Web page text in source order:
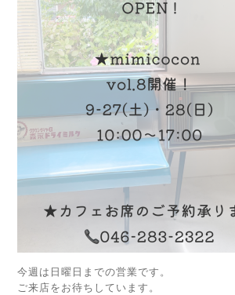
今週は日曜日までの営業です。
ご来店をお待ちしています。